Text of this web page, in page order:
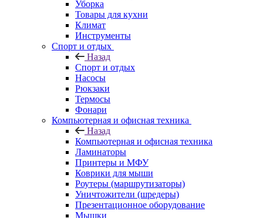
Уборка
Товары для кухни
Климат
Инструменты
Спорт и отдых
Назад
Спорт и отдых
Насосы
Рюкзаки
Термосы
Фонари
Компьютерная и офисная техника
Назад
Компьютерная и офисная техника
Ламинаторы
Принтеры и МФУ
Коврики для мыши
Роутеры (маршрутизаторы)
Уничтожители (шредеры)
Презентационное оборудование
Мышки